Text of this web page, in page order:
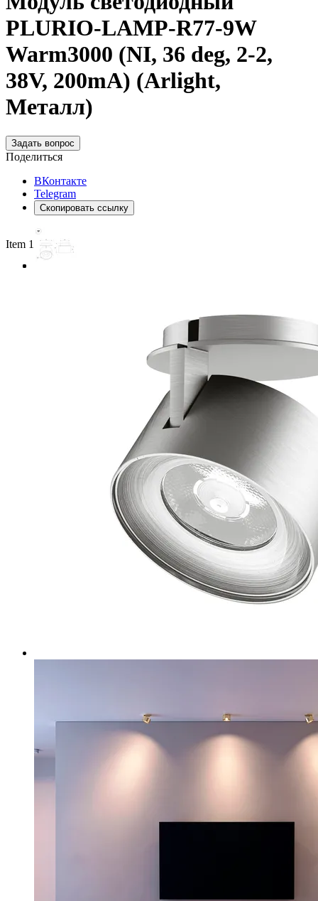
PLURIO-LAMP-R77-9W
Warm3000 (NI, 36 deg, 2-2,
38V, 200mA) (Arlight,
Металл)
Задать вопрос
Поделиться
ВКонтакте
Telegram
Скопировать ссылку
Item 1 of 3